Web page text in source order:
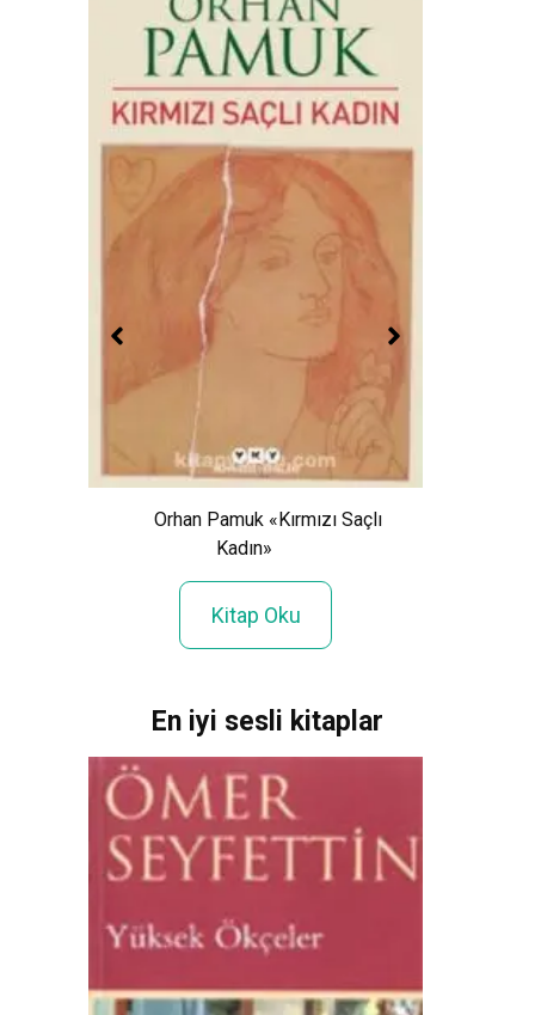
Orhan Pamuk «Kırmızı Saçlı
Kadın»
Kitap Oku
En iyi sesli kitaplar